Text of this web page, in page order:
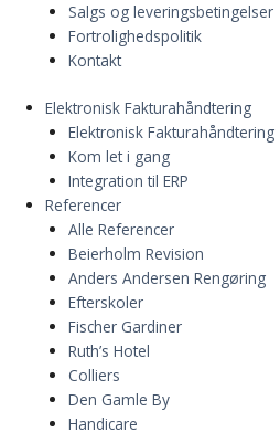
Salgs og leveringsbetingelser
Fortrolighedspolitik
Kontakt
Elektronisk Fakturahåndtering
Elektronisk Fakturahåndtering
Kom let i gang
Integration til ERP
Referencer
Alle Referencer
Beierholm Revision
Anders Andersen Rengøring
Efterskoler
Fischer Gardiner
Ruth’s Hotel
Colliers
Den Gamle By
Handicare